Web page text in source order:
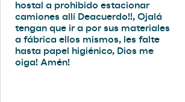
hostal a prohibido estacionar
camiones allí Deacuerdo!!, Ojalá
tengan que ir a por sus materiales
a fábrica ellos mismos, les falte
hasta papel higiénico, Dios me
oiga! Amén!